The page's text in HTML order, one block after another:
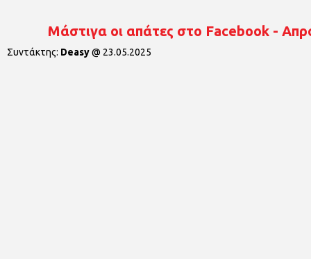
Μάστιγα οι απάτες στο Facebook -
Συντάκτης: Deasy@ 23.05.2025